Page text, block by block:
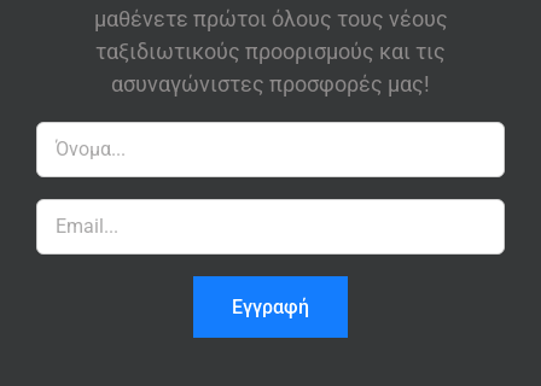
μαθένετε πρώτοι όλους τους νέους
ταξιδιωτικούς προορισμούς και τις
ασυναγώνιστες προσφορές μας!